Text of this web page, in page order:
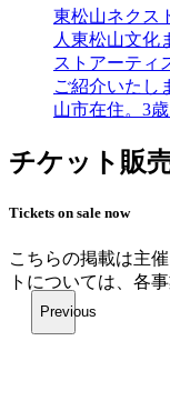
東松山ネクス
人東松山文化
ストアーティ
ご紹介いたし
山市在住。3
チケット販
Tickets on sale now
こちらの掲載は主
トについては、各
Previous